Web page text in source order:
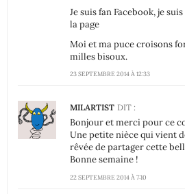
23 SEPTEMBRE 2014 À 12:33
Je suis fan Facebook, je
la page
Moi et ma puce croisons
milles bisoux.
MILARTIST DIT :
22 SEPTEMBRE 2014 À 7:10
Bonjour et merci pour ce
Une petite nièce qui vient
rêvée de partager cette
Bonne semaine !